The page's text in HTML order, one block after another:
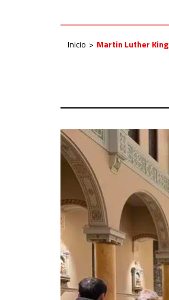
Inicio Martin Luther King